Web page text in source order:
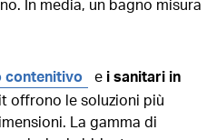
In media, un bagno misura
contenitivo e i sanitari in
offrono le soluzioni più
La gamma di